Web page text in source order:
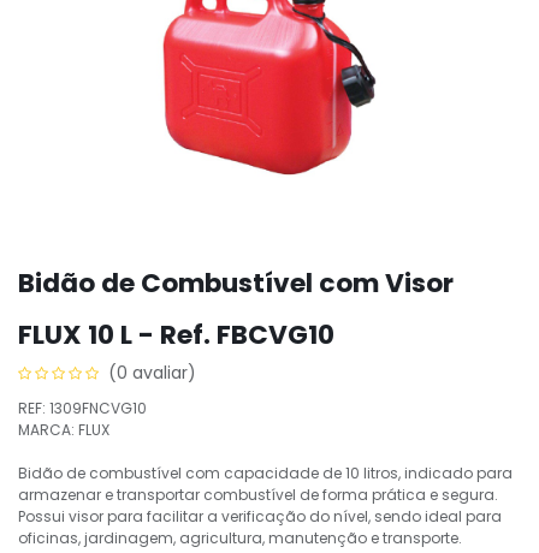
Bidão de Combustível com Visor
FLUX 10 L - Ref. FBCVG10
(0 avaliar)
REF: 1309FNCVG10
MARCA: FLUX
Bidão de combustível com capacidade de 10 litros, indicado para
armazenar e transportar combustível de forma prática e segura.
Possui visor para facilitar a verificação do nível, sendo ideal para
oficinas, jardinagem, agricultura, manutenção e transporte.